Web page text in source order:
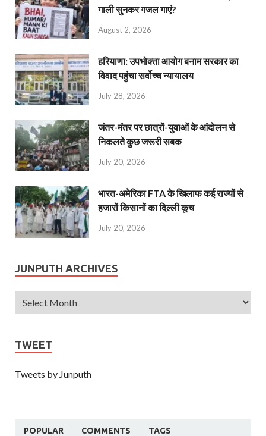
गाली सुनकर गजल गाएं?
August 2, 2026
हरियाणा: उपभोक्ता आयोग बनाम सरकार का
विवाद पहुंचा सर्वोच्च न्यायालय
July 28, 2026
जंतर-मंतर पर छात्रों-युवाओं के आंदोलन से
निकलते कुछ जरूरी सबक
July 20, 2026
भारत-अमेरिका FTA के खिलाफ कई राज्यों से
हजारों किसानों का दिल्ली कूच
July 20, 2026
JUNPUTH ARCHIVES
TWEET
Tweets by Junputh
POPULAR COMMENTS TAGS